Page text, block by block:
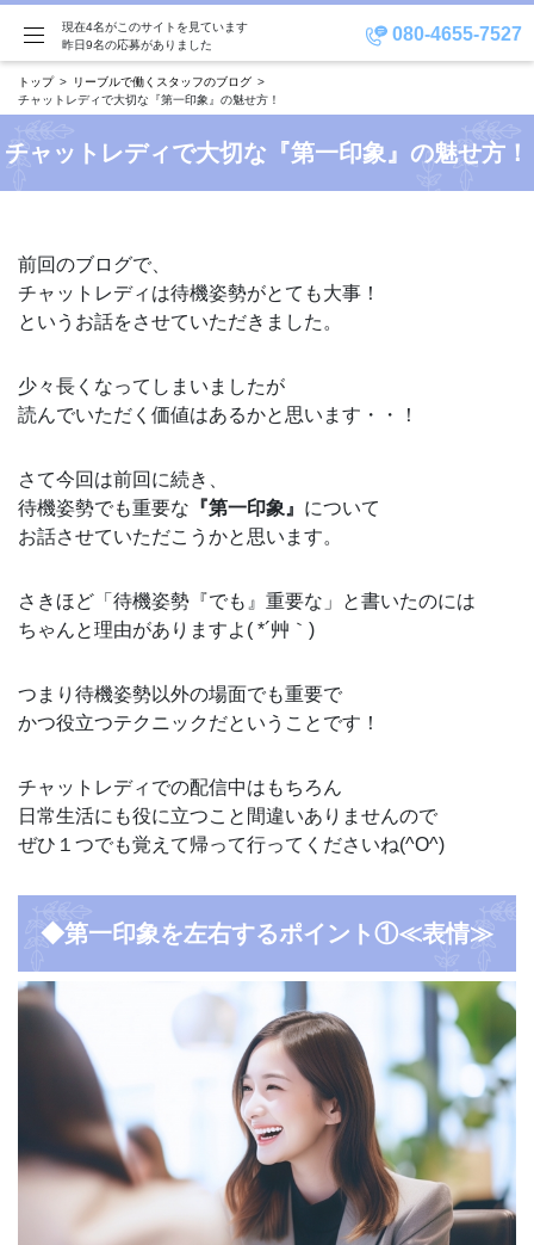
080-4655-7527
現在4名がこのサイトを見ています
昨日9名の応募がありました
トップ
リーブルで働くスタッフのブログ
チャットレディで大切な『第一印象』の魅せ方！
チャットレディで大切な『第一印象』の魅せ方！
前回のブログで、
チャットレディは待機姿勢がとても大事！
というお話をさせていただきました。
少々長くなってしまいましたが
読んでいただく価値はあるかと思います・・！
さて今回は前回に続き、
待機姿勢でも重要な 『第一印象』 について
お話させていただこうかと思います。
さきほど「待機姿勢『でも』重要な」と書いたのには
ちゃんと理由がありますよ( *´艸｀)
つまり待機姿勢以外の場面でも重要で
かつ役立つテクニックだということです！
チャットレディでの配信中はもちろん
日常生活にも役に立つこと間違いありませんので
ぜひ１つでも覚えて帰って行ってくださいね(^O^)
◆第一印象を左右するポイント①≪表情≫